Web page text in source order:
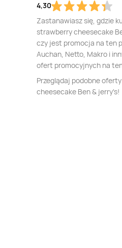
4,30
Zastanawiasz się, gdzie
strawberry cheesecake
czy jest promocja na ten
Auchan, Netto, Makro i
ofert promocyjnych na
Przeglądaj podobne
cheesecake Ben & jerry's!